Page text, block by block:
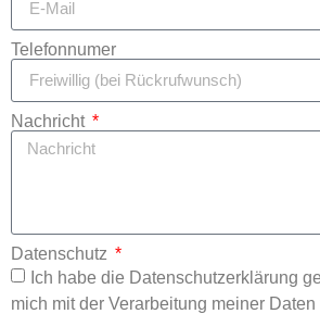
Telefonnumer
Nachricht
Datenschutz
Ich habe die Datenschutzerklärung
mich mit der Verarbeitung meiner